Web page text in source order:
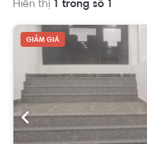
Hiển thị 1 trong số 1
GIẢM GIÁ